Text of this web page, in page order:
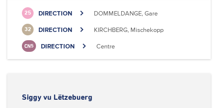
25 DIRECTION DOMMELDANGE, Gare
32 DIRECTION KIRCHBERG, Mischekopp
CN5 DIRECTION Centre
Siggy vu Lëtzebuerg